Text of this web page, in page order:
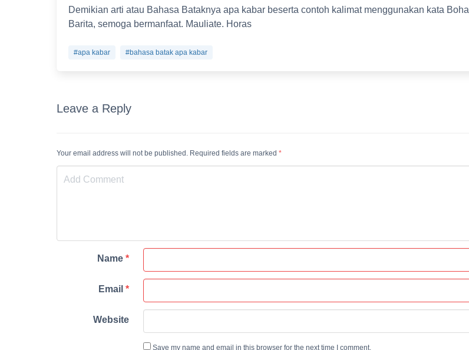
Demikian arti atau Bahasa Bataknya apa kabar beserta contoh kalimat menggunakan kata Boha
Barita, semoga bermanfaat. Mauliate. Horas
#apa kabar #bahasa batak apa kabar
Leave a Reply
Your email address will not be published. Required fields are marked *
Name *
Email *
Website
Save my name and email in this browser for the next time I comment.